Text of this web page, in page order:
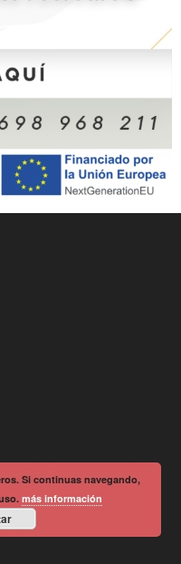
Si continuas navegando,
más información